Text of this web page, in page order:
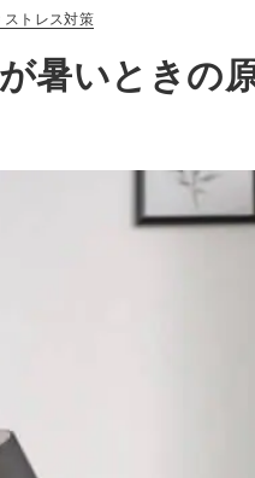
ストレス対策
暑いときの